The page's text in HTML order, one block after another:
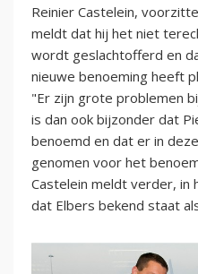
Reinier Castelein,
meldt dat hij het niet
wordt geslachtofferd en
nieuwe benoeming heeft
"Er zijn grote problemen
is dan ook bijzonder dat
benoemd en dat er in
genomen voor het
Castelein meldt verder, in
dat Elbers bekend staat